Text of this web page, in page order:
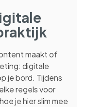
maakt of
digitale
je bord. Tijdens
regels voor
je hier slim mee